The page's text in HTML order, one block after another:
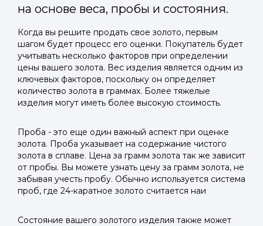
на основе веса, пробы и состояния.
Когда вы решите продать свое золото, первым
шагом будет процесс его оценки. Покупатель будет
учитывать несколько факторов при определении
цены вашего золота. Вес изделия является одним из
ключевых факторов, поскольку он определяет
количество золота в граммах. Более тяжелые
изделия могут иметь более высокую стоимость.
Проба - это еще один важный аспект при оценке
золота. Проба указывает на содержание чистого
золота в сплаве. Цена за грамм золота так же зависит
от пробы. Вы можете узнать цену за грамм золота, не
забывая учесть пробу. Обычно используется система
проб, где 24-каратное золото считается наи
Состояние вашего золотого изделия также может